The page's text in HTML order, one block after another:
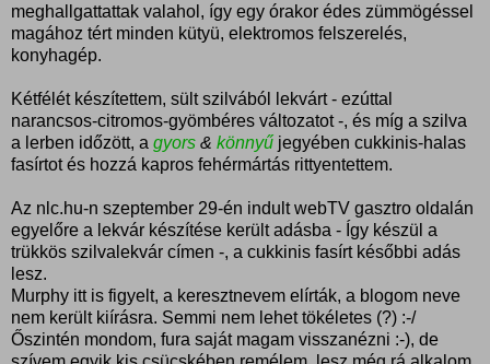
meghallgattattak valahol, így egy órakor édes zümmögéssel
magához tért minden kütyü, elektromos felszerelés,
konyhagép.
Kétfélét készítettem, sült szilvából lekvárt - ezúttal
narancsos-citromos-gyömbéres változatot -, és míg a szilva
a lerben időzött, a gyors & könnyű jegyében cukkinis-halas
fasírtot és hozzá kapros fehérmártás rittyentettem.
Az nlc.hu-n szeptember 29-én indult webTV gasztro oldalán
egyelőre a lekvár készítése került adásba - Így készül a
trükkös szilvalekvár címen -, a cukkinis fasírt későbbi adás
lesz.
Murphy itt is figyelt, a keresztnevem elírták, a blogom neve
nem került kiírásra. Semmi nem lehet tökéletes (?) :-/
Őszintén mondom, fura saját magam visszanézni :-), de